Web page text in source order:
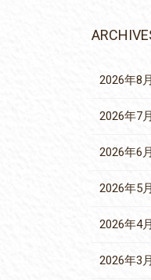
2026年8月
2026年7月
2026年6月
2026年5月
2026年4月
2026年3月